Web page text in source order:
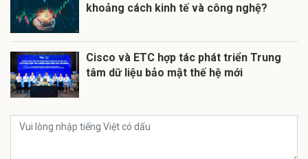
khoảng cách kinh tế và công nghệ?
Cisco và ETC hợp tác phát triển Trung
tâm dữ liệu bảo mật thế hệ mới